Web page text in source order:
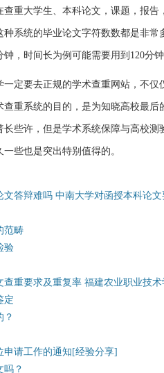
重大学生、本科论文，课题，报告
系统的毕业论文字符数数都是非常
，时间长为例可能需要用到120分钟
定要去正规的学术查重网站，不
重系统的目的，是为知晓高校最后
些许，但是学术系统保障与高校
些也是突出特别值得的。
答辩难吗 中南大学对函授本科论
范畴
验
重要求及重复率 福建农业职业技
定
？
申请工作的通知[经验分享]
吗？